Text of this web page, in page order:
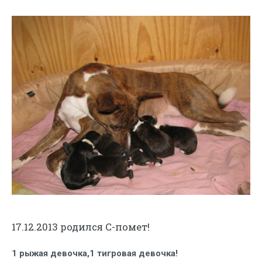
17.12.2013 родился С-помет!
1 рыжая девочка,1 тигровая девочка!